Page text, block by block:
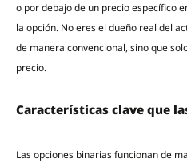
o por debajo de un precio específico
la opción. No eres el dueño real del
de manera convencional, sino que
precio.
Características clave que
Las opciones binarias funcionan de